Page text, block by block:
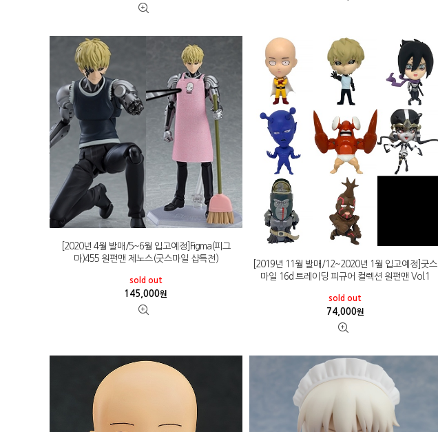
[2020년 4월 발매/5~6월 입고예정]Figma(피그
마)455 원펀맨 제노스(굿스마일 샵특전)
sold out
145,000원
[2019년 11월 발매/12~2020년 1월 입고예정]굿스
마일 16d 트레이딩 피규어 컬렉션 원펀맨 Vol.1
sold out
74,000원